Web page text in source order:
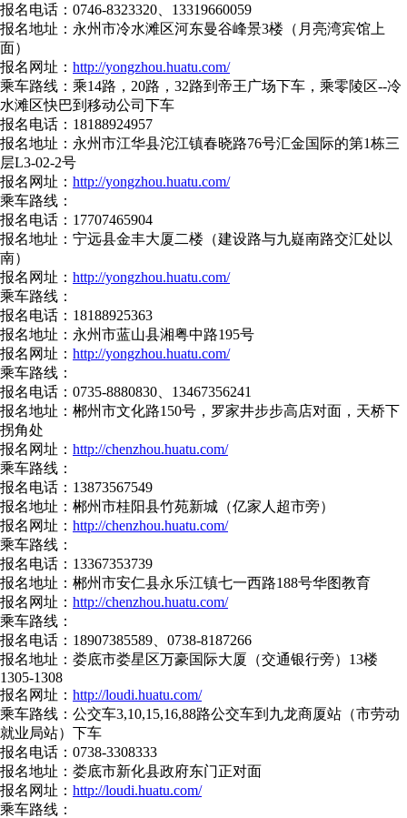
报名电话：0746-8323320、13319660059
报名地址：永州市冷水滩区河东曼谷峰景3楼（月亮湾宾馆上
面）
报名网址： http://yongzhou.huatu.com/
乘车路线：乘14路，20路，32路到帝王广场下车，乘零陵区--冷
水滩区快巴到移动公司下车
报名电话：18188924957
报名地址：永州市江华县沱江镇春晓路76号汇金国际的第1栋三
层L3-02-2号
报名网址： http://yongzhou.huatu.com/
乘车路线：
报名电话：17707465904
报名地址：宁远县金丰大厦二楼（建设路与九嶷南路交汇处以
南）
报名网址： http://yongzhou.huatu.com/
乘车路线：
报名电话：18188925363
报名地址：永州市蓝山县湘粤中路195号
报名网址： http://yongzhou.huatu.com/
乘车路线：
报名电话：0735-8880830、13467356241
报名地址：郴州市文化路150号，罗家井步步高店对面，天桥下
拐角处
报名网址： http://chenzhou.huatu.com/
乘车路线：
报名电话：13873567549
报名地址：郴州市桂阳县竹苑新城（亿家人超市旁）
报名网址： http://chenzhou.huatu.com/
乘车路线：
报名电话：13367353739
报名地址：郴州市安仁县永乐江镇七一西路188号华图教育
报名网址： http://chenzhou.huatu.com/
乘车路线：
报名电话：18907385589、0738-8187266
报名地址：娄底市娄星区万豪国际大厦（交通银行旁）13楼
1305-1308
报名网址： http://loudi.huatu.com/
乘车路线：公交车3,10,15,16,88路公交车到九龙商厦站（市劳动
就业局站）下车
报名电话：0738-3308333
报名地址：娄底市新化县政府东门正对面
报名网址： http://loudi.huatu.com/
乘车路线：